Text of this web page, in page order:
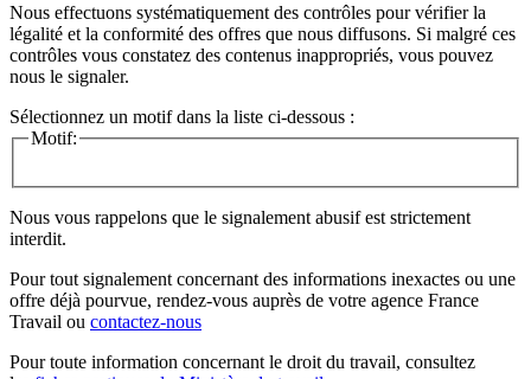
Nous effectuons systématiquement des contrôles pour vérifier la
légalité et la conformité des offres que nous diffusons. Si malgré ces
contrôles vous constatez des contenus inappropriés, vous pouvez
nous le signaler.
Sélectionnez un motif dans la liste ci-dessous :
Motif:
Nous vous rappelons que le signalement abusif est strictement
interdit.
Pour tout signalement concernant des informations inexactes ou une
offre déjà pourvue, rendez-vous auprès de votre agence France
Travail ou contactez-nous
Pour toute information concernant le droit du travail, consultez